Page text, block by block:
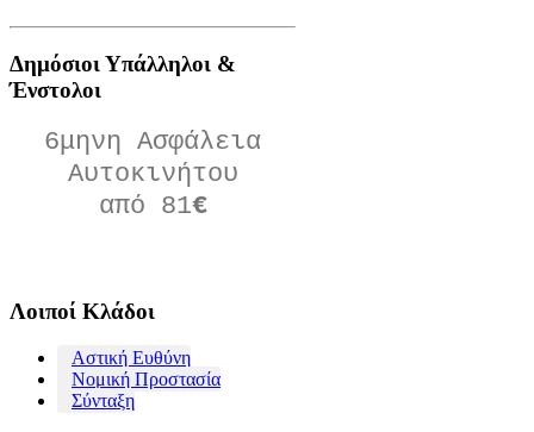
Δημόσιοι Υπάλληλοι &
Ένστολοι
6μηνη Ασφάλεια
Αυτοκινήτου
από 81€
Λοιποί Κλάδοι
Αστική Ευθύνη
Νομική Προστασία
Σύνταξη